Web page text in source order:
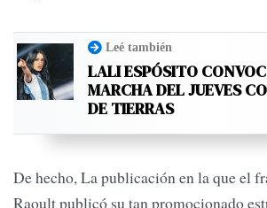
Leé también
LALI ESPÓSITO
MARCHA DEL JUEVES
DE TIERRAS
De hecho, La publicación en la que el
Raoult publicó su tan promocionado